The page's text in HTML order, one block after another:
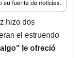
hizo dos
el estruendo
le ofreció